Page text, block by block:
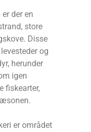
der en
store
Disse
og
herunder
igen
fiskearter,
er området